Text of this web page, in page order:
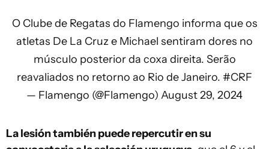
O Clube de Regatas do Flamengo informa que os
atletas De La Cruz e Michael sentiram dores no
músculo posterior da coxa direita. Serão
reavaliados no retorno ao Rio de Janeiro. #CRF
— Flamengo (@Flamengo) August 29, 2024
La lesión también puede repercutir en su